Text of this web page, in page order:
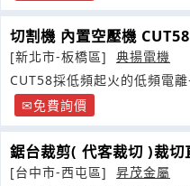
切割機 內置空壓機 CUT58
[新北市-板橋區]
典揚電機
CUT58採低頻起火的低頻電
壓等保護電路
免費詢價
鋸台裁剪( 代客裁切 )裁切
[台中市-西屯區]
昇茂金屬